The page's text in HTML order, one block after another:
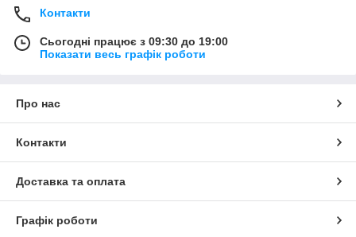
Контакти
Сьогодні працює з 09:30 до 19:00
Показати весь графік роботи
Про нас
Контакти
Доставка та оплата
Графік роботи